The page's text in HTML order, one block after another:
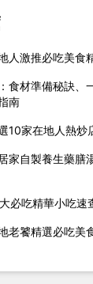
人激推必吃美食
食材準備秘訣、
南
10家在地人熱炒
家自製養生藥膳
必吃精華小吃速
老饕精選必吃美